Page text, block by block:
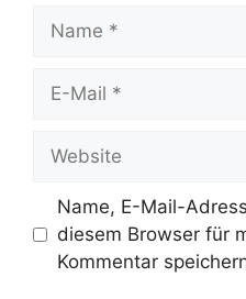
Name
Website
Name, E-Mail-
diesem Browser für
Kommentar